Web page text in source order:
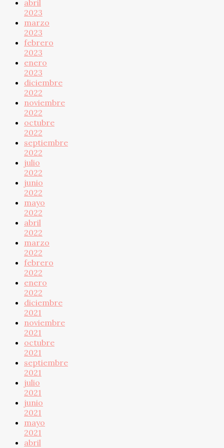
abril
2023
marzo
2023
febrero
2023
enero
2023
diciembre
2022
noviembre
2022
octubre
2022
septiembre
2022
julio
2022
junio
2022
mayo
2022
abril
2022
marzo
2022
febrero
2022
enero
2022
diciembre
2021
noviembre
2021
octubre
2021
septiembre
2021
julio
2021
junio
2021
mayo
2021
abril